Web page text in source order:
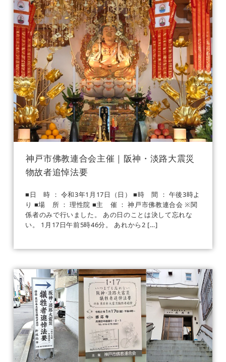
神戸市佛教連合会主催｜阪神・淡路大震災
物故者追悼法要
■日 時 ： 令和3年1月17日（日） ■時 間 ： 午後3時よ
り ■場 所 ： 理性院 ■主 催 ： 神戸市佛教連合会 ※関
係者のみで行いました。 あの日のことは決して忘れな
い。 1月17日午前5時46分。 あれから2 […]